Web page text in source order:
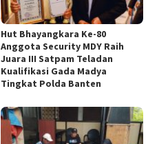
Hut Bhayangkara Ke-80
Anggota Security MDY Raih
Juara III Satpam Teladan
Kualifikasi Gada Madya
Tingkat Polda Banten